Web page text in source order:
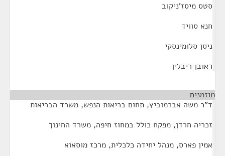
סטס מיסז'ניקוב
חנא סוויד
ניסן סלומינסקי
ראובן ריבלין
מוזמנים
ד"ר משה אברמוביץ, תחום בריאות הנפש, משרד הבריאות
זכריה חרדן, מפקח כולל במחוז חיפה, משרד החינוך
אמין פארס, מנהל יחידה כלכלית, מרכז מוסאוא